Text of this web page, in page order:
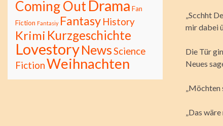
„Scchht
mir dabei
Die Tür
Neues
„Möchten
„Das
Coming OutDrama Fan
Fiction Fantasiy Fantasy History
Krimi Kurzgeschichte
LovestoryNewsScience
FictionWeihnachten